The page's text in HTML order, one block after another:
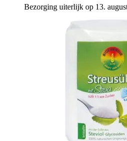
Bezorging uiterlijk op 13.